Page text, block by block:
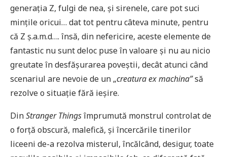
generația Z, fulgi de nea, și sirenele, care pot suci
mințile oricui… dat tot pentru câteva minute, pentru
că Z ș.a.m.d…. însă, din nefericire, aceste elemente de
fantastic nu sunt deloc puse în valoare și nu au nicio
greutate în desfășurarea poveștii, decât atunci când
scenariul are nevoie de un „creatura ex machina”să
rezolve o situație fără ieșire.
DinStranger Thingsîmprumută monstrul controlat de
o forță obscură, malefică, și încercările tinerilor
liceeni de-a rezolva misterul, încălcând, desigur, toate